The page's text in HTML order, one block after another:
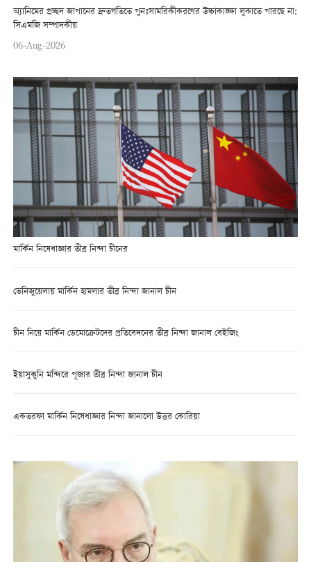
অ্যানিমের প্রচ্ছদ জাপানের দ্রুতগতিতে পুনঃসামরিকীকরণের উচ্চাকাঙ্ক্ষা লুকাতে পারছে না:
সিএমজি সম্পাদকীয়
06-Aug-2026
মার্কিন নিষেধাজ্ঞার তীব্র নিন্দা চীনের
ভেনিজুয়েলায় মার্কিন হামলার তীব্র নিন্দা জানাল চীন
চীন নিয়ে মার্কিন ডেমোক্রেটদের প্রতিবেদনের তীব্র নিন্দা জানাল বেইজিং
ইয়াসুকুনি মন্দিরে পূজার তীব্র নিন্দা জানাল চীন
একতরফা মার্কিন নিষেধাজ্ঞার নিন্দা জানালো উত্তর কোরিয়া